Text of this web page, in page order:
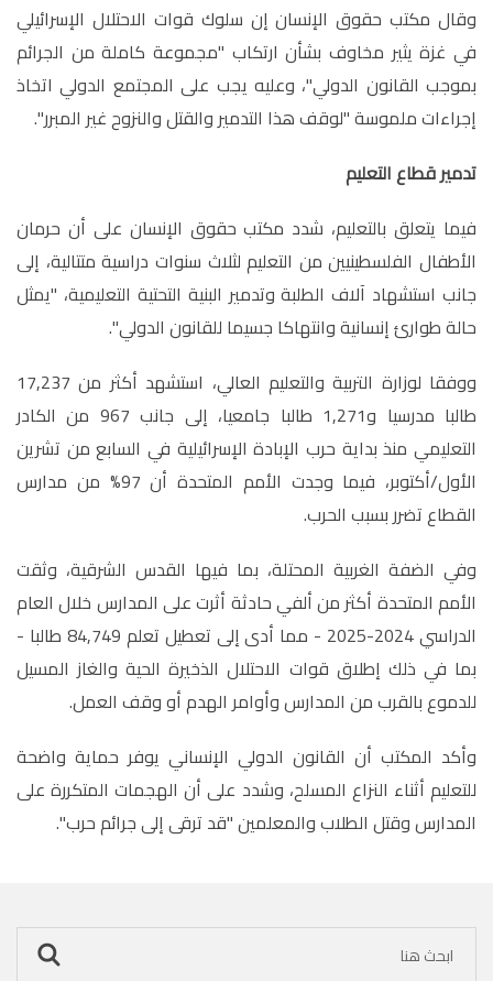
وقال مكتب حقوق الإنسان إن سلوك قوات الاحتلال الإسرائيلي
في غزة يثير مخاوف بشأن ارتكاب "مجموعة كاملة من الجرائم
بموجب القانون الدولي"، وعليه يجب على المجتمع الدولي اتخاذ
إجراءات ملموسة "لوقف هذا التدمير والقتل والنزوح غير المبرر"
.
تدمير قطاع التعليم
فيما يتعلق بالتعليم، شدد مكتب حقوق الإنسان على أن حرمان
الأطفال الفلسطينيين من التعليم لثلاث سنوات دراسية متتالية، إلى
جانب استشهاد آلاف الطلبة وتدمير البنية التحتية التعليمية، "يمثل
حالة طوارئ إنسانية وانتهاكا جسيما للقانون الدولي"
.
ووفقا لوزارة التربية والتعليم العالي، استشهد أكثر من 17,237
طالبا مدرسيا و1,271 طالبا جامعيا، إلى جانب 967 من الكادر
التعليمي منذ بداية حرب الإبادة الإسرائيلية في السابع من تشرين
الأول/
أكتوبر، فيما وجدت الأمم المتحدة أن 97% من مدارس
القطاع تضرر بسبب الحرب.
وفي الضفة الغربية المحتلة، بما فيها القدس الشرقية، وثقت
الأمم المتحدة أكثر من ألفي حادثة أثرت على المدارس خلال العام
الدراسي 2024-2025 - مما أدى إلى تعطيل تعلم 84,749 طالبا -
بما في ذلك إطلاق قوات الاحتلال الذخيرة الحية والغاز المسيل
للدموع بالقرب من المدارس وأوامر الهدم أو وقف العمل.
وأكد المكتب أن القانون الدولي الإنساني يوفر حماية واضحة
للتعليم أثناء النزاع المسلح، وشدد على أن الهجمات المتكررة على
المدارس وقتل الطلاب والمعلمين "قد ترقى إلى جرائم حرب"
.